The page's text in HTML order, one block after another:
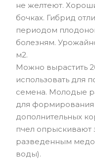
не желтеют.
бочках. Гибрид
периодом
болезням.
м2.
Можно вырастить
использовать для
семена. Молодые
для формирования
дополнительных
пчел опрыскивают
разведенным
воды).